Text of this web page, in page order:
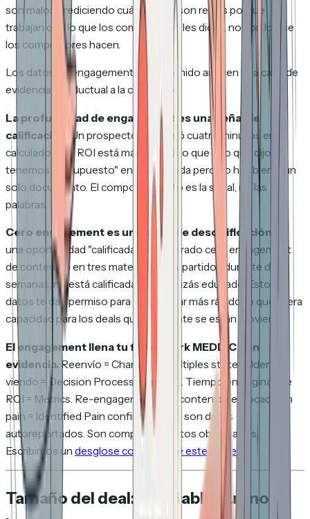
son malos prediciendo cuáles deals son reales porque
trabajan con lo que los compradores les dicen, no con lo que
los compradores hacen.
Los datos de engagement de contenido añaden una capa de
evidencia conductual a la calificación.
La profundidad de engagement es una señal de
calificación.
Un prospecto que pasó cuatro minutos en tu
calculadora de ROI está más calificado que uno que dijo "sí,
tenemos presupuesto" en una llamada pero no ha abierto un
solo documento. El comportamiento es la señal, no las
palabras.
Cero engagement es una señal de descalificación.
una oportunidad "calificada" ha mostrado cero engagement
de contenido en tres materiales compartidos durante dos
semanas, no está calificada. Es un quizás educado. Estos
datos te dan permiso para descalificar más rápido, lo que libera
capacidad para los deals que realmente se están moviendo.
El engagement llena tu framework MEDDIC con
evidencia. Reenvío = Champion. Múltiples stakeholders
viendo = Decision Process mapeado. Tiempo en páginas de
ROI = Metrics. Re-engagement con contenido enfocado en
pain = Identified Pain confirmado. No son datos
autoreportados. Son comportamientos observados.
Escribimos un desglose completo de este mapeo
Tamaño del deal: la variable que no